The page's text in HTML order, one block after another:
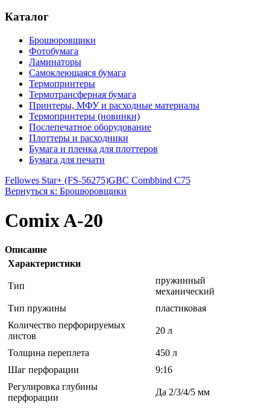
Каталог
Брошюровщики
Фотобумага
Ламинаторы
Самоклеющаяся бумага
Термопринтеры
Термотрансферная бумага
Принтеры, МФУ и расходные материалы
Термопринтеры (новинки)
Послепечатное оборудование
Плоттеры и расходники
Бумага и пленка для плоттеров
Бумага для печати
Fellowes Star+ (FS-56275)GBC Combbind C75
Вернуться к: Брошюровщики
Comix A-20
Описание
Характеристики
Тип
пружинный
механический
Тип пружины
пластиковая
Количество перфорируемых
листов
20 л
Толщина переплета
450 л
Шаг перфорации
9:16
Регулировка глубины
перфорации
Да 2/3/4/5 мм